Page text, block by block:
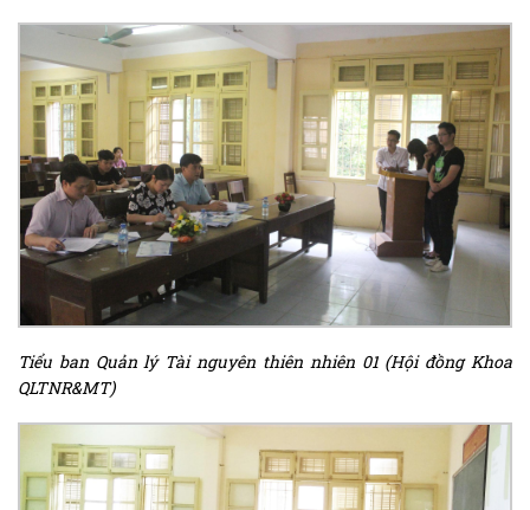
Tiểu ban Quản lý Tài nguyên thiên nhiên 01 (Hội đồng Khoa
QLTNR&MT)